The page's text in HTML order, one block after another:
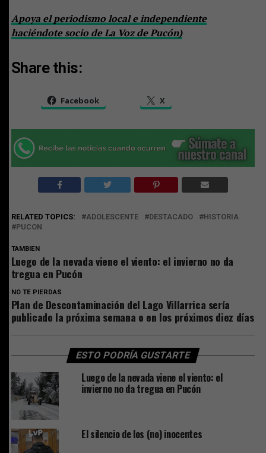
Apoya el periodismo local e independiente
haciéndote socio de La Voz de Pucón)
Share this:
Facebook X
RELATED TOPICS: ADOLESCENTE DESTACADO
HISTORIA
PUCON
TAMBIEN
Luego de la nevada viene el viento: el invierno no da
tregua en Pucón
NO TE PIERDAS
Plan de Descontaminación del Lago Villarrica sería
publicado la próxima semana o en los próximos diez días
ESTO PODRÍA GUSTARTE
Luego de la nevada viene el viento: el
invierno no da tregua en Pucón
El silencio de los (no) inocentes